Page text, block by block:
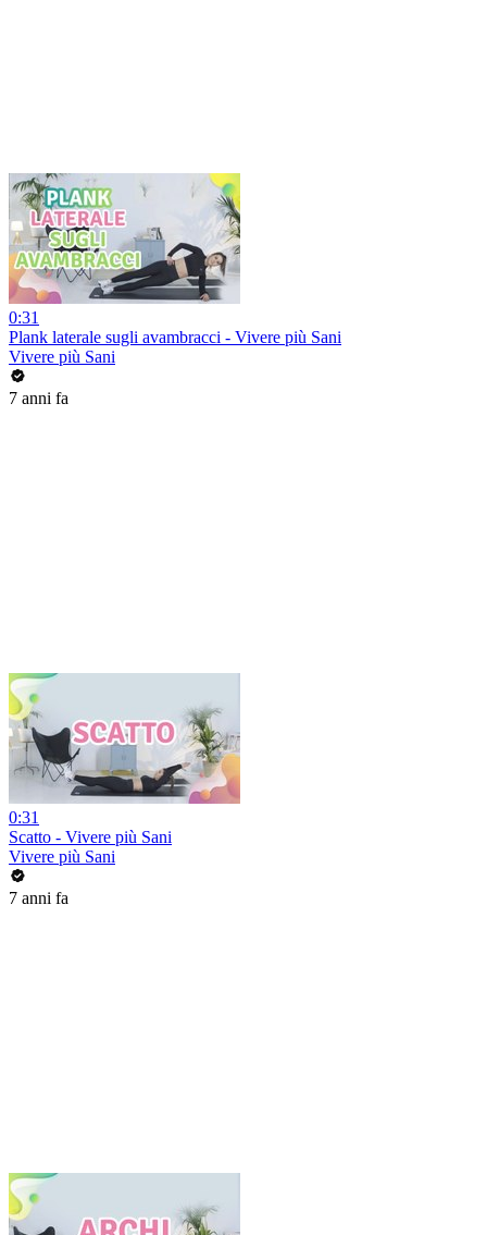
0:31
Plank laterale sugli avambracci - Vivere più Sani
Vivere più Sani
7 anni fa
0:31
Scatto - Vivere più Sani
Vivere più Sani
7 anni fa